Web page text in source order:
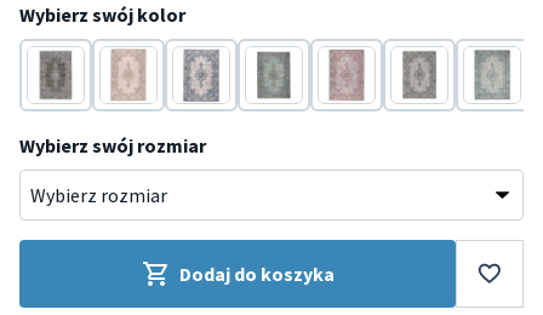
Wybierz swój kolor
AntracytKremowyNiebieskiSzary Szary Taupe
Wybierz swój rozmiar
Dodaj do koszyka